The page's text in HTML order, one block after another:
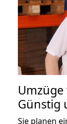
Günstig
Sie planen